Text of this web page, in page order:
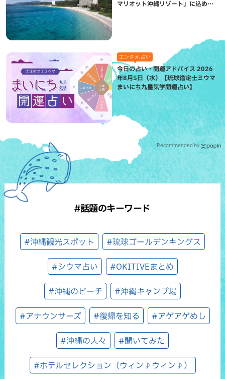
マリオット沖縄リゾート」に込めら
エンタメ,占い
今日の占い・開運アドバイス 2026
年8月5日（水）【琉球鑑定士ミウマ
まいにち九星気学開運占い】
Recommended by
#話題のキーワード
#沖縄観光スポット #琉球ゴールデンキングス
#シウマ占い #OKITIVEまとめ
#沖縄のビーチ #沖縄キャンプ場
#アナウンサーズ #復帰を知る #アゲアゲめし
#沖縄の人々 #聞いてみた
#ホテルセレクション（ウィン♪ウィン♪）